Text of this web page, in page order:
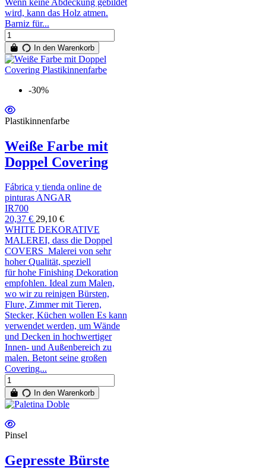
wird, kann das Holz atmen.
Barniz für...
In den Warenkorb
-30%
Plastikinnenfarbe
Weiße Farbe mit
Doppel Covering
Fábrica y tienda online de
pinturas ANGAR
IR700
20,37 € 29,10 €
WHITE DEKORATIVE
MALEREI, dass die Doppel
COVERS Malerei von sehr
hoher Qualität, speziell
für hohe Finishing Dekoration
empfohlen. Ideal zum Malen,
wo wir zu reinigen Bürsten,
Flure, Zimmer mit Tieren,
Stecker, Küchen wollen Es kann
verwendet werden, um Wände
und Decken in hochwertiger
Innen- und Außenbereich zu
malen. Betont seine großen
Covering...
In den Warenkorb
Pinsel
Gepresste Bürste